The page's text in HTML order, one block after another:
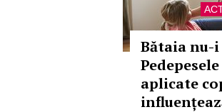
Bătaia nu-
aplicate